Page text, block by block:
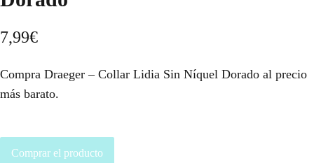
7,99€
Compra Draeger – Collar Lidia Sin Níquel Dorado al precio
más barato.
Comprar el producto